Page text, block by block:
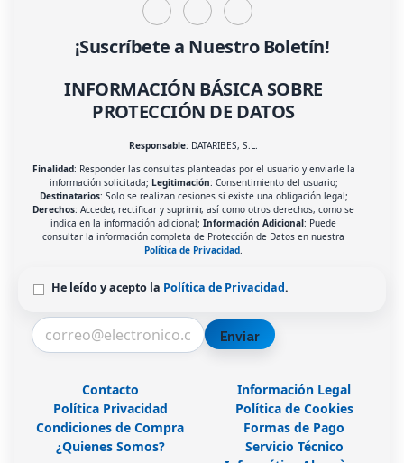
¡Suscríbete a Nuestro Boletín!
INFORMACIÓN BÁSICA SOBRE
PROTECCIÓN DE DATOS
Responsable: DATARIBES, S.L.
Finalidad: Responder las consultas planteadas por el usuario y enviarle la
información solicitada; Legitimación: Consentimiento del usuario;
Destinatarios: Solo se realizan cesiones si existe una obligación legal;
Derechos: Acceder, rectificar y suprimir, así como otros derechos, como se
indica en la información adicional;Información Adicional: Puede
consultar la información completa de Protección de Datos en nuestra
Política de Privacidad
He leído y acepto la Política de Privacidad.
Enviar
Contacto
Información Legal
Política Privacidad
Política de Cookies
Condiciones de Compra
Formas de Pago
¿Quienes Somos?
Servicio Técnico